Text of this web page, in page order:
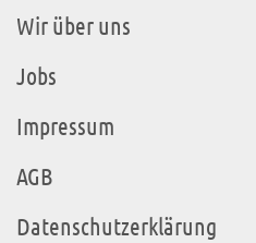
Wir über uns
Jobs
Impressum
AGB
Datenschutzerklärung